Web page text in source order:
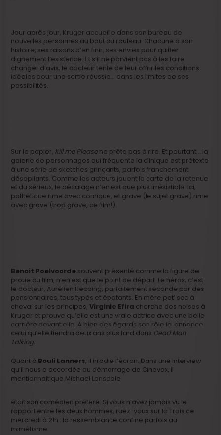
Jour après jour, Kruger accueille dans son bureau de
nouvelles personnes au bout du rouleau. Chacune a son
histoire, ses raisons d’en finir, ses envies pour quitter
dignement l’existence. Et s’il ne parvient pas à les faire
changer d’avis, le docteur tente de leur offrir les conditions
idéales pour une sortie réussie… dans les limites de ses
possibilités.
Sur le papier, Kill me Please ne prête pas à rire. Et pourtant… la
galerie de personnages qui fréquente la clinique est prétexte
à une série de sketches grinçants, parfois franchement
désopilants. Comme les acteurs jouent la carte de la retenue
et du sérieux, le décalage n’en est que plus irrésistible. Ici,
pathétique rime avec comique, et grave (le sujet grave) rime
avec grave (trop grave, ce film!).
Benoit Poelvoorde souvent présenté comme la figure de
proue du film, n’en est que le point de départ. Le héros, c’est
le docteur, Aurélien Recoing, parfaitement secondé par des
pensionnaires, tous typés et épatants. En mère pet’ sec à
cheval sur les principes,Virginie Efira cherche des noises à
Kruger et prouve qu’elle est une vraie actrice avec une belle
carrière devant elle. A bien des égards son rôle ici annonce
celui qu’elle tiendra deux ans plus tard dans Dead Man
Talking.
Quant à Bouli Lanners, il irradie l’écran. Dans une interview
qu’il nous a accordée au démarrage de Cinevox, il
mentionnait que Michael Lonsdale
était son comédien préféré. Si vous n’avez jamais vu le
rapport entre les deux hommes, ruez-vous sur la Trois ce
mercredi à 21h : la ressemblance confine parfois au
mimétisme.